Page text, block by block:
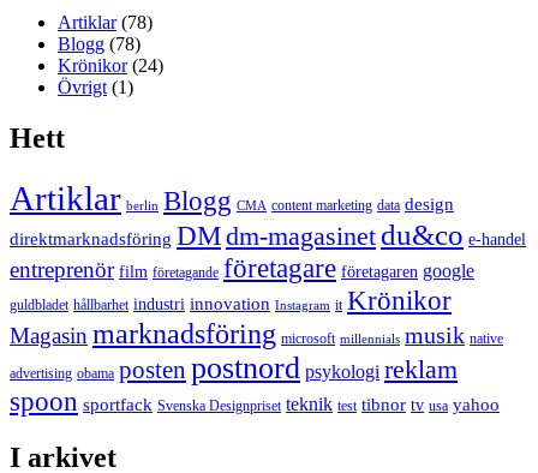
Artiklar(78)
Blogg (78)
Krönikor(24)
Övrigt (1)
Hett
Artiklar berlin Blogg CMA content marketing data design
direktmarknadsföring DMdm-magasinet du&co e-handel
entreprenör film företagande företagare företagaren google
guldbladet hållbarhet industri innovation Instagram it Krönikor
Magasin marknadsföring microsoft millennials musik native
advertising obama posten postnord psykologi reklam
spoon sportfack Svenska Designpriset teknik test tibnor tv usa yahoo
I arkivet